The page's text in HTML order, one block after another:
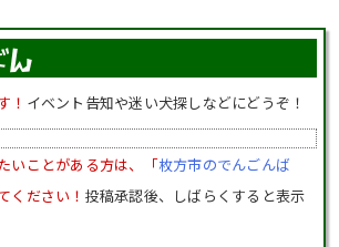
！ イベント告知や迷い犬探しなどにどうぞ！
いことがある方は、「枚方市のでんごんば
ください！ 投稿承認後、しばらくすると表示